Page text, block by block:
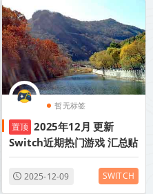
暂无标签
置顶 2025年12月 更新
Switch近期热门游戏 汇总贴
2025-12-09 SWITCH